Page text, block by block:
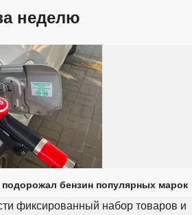
неделю
бензин популярных марок